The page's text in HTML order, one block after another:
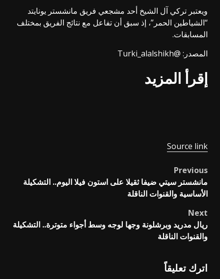
ويعتبر تركي آل الشيخ أحد مشجعي فريق مانشستر يونايتد
“الشياطين الحمر”، إذ سبق أن تفاعل مع نتائج الفريق بمختلف
المسابقات.
المصدر: @Turki_alalshikh
إقرأ المزيد
Source link
Post
navigation
Previous
مانشستر سيتي ضيفا ثقيلا على استون فيلا اليوم.. التشكيلة
الأساسية والقنوات الناقلة
Next
ريال مدريد وبرشلونة وجها لوجه وسط أجواء متوترة.. التشكيلة
والقنوات الناقلة
اترك تعليقاً